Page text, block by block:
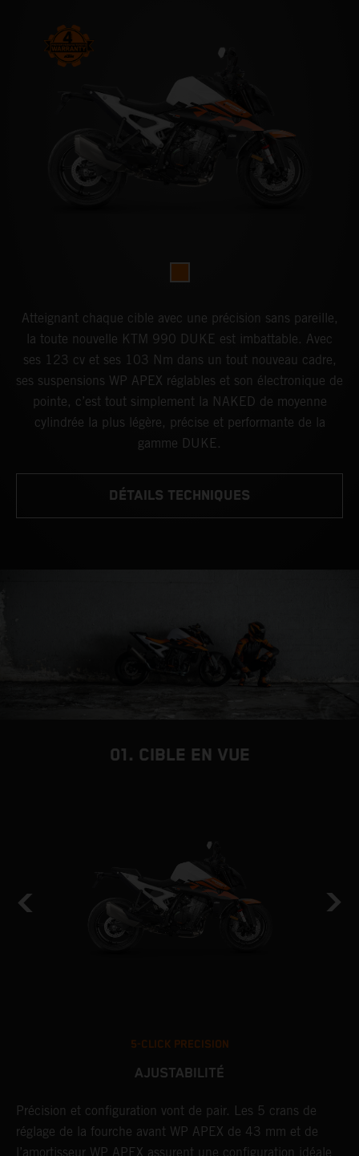
Atteignant chaque cible avec une précision sans pareille,
la toute nouvelle KTM 990 DUKE est imbattable. Avec
ses 123 cv et ses 103 Nm dans un tout nouveau cadre,
ses suspensions WP APEX réglables et son électronique de
pointe, c’est tout simplement la NAKED de moyenne
cylindrée la plus légère, précise et performante de la
gamme DUKE.
DÉTAILS TECHNIQUES
01. CIBLE EN VUE
5-CLICK PRECISION
AJUSTABILITÉ
Précision et configuration vont de pair. Les 5 crans de
réglage de la fourche avant WP APEX de 43 mm et de
l’amortisseur WP APEX assurent une configuration idéale